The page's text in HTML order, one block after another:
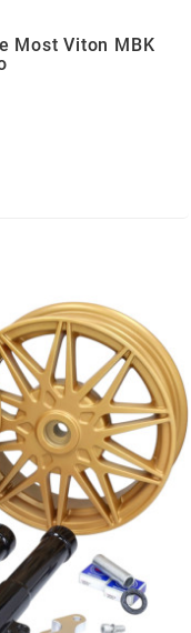
Most Viton MBK